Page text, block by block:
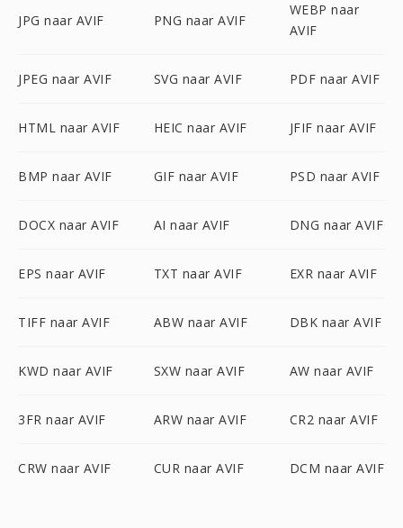
JPG naar AVIF PNG naar AVIF
WEBP naar
AVIF
JPEG naar AVIF SVG naar AVIF PDF naar AVIF
HTML naar AVIF HEIC naar AVIF JFIF naar AVIF
BMP naar AVIF GIF naar AVIF PSD naar AVIF
DOCX naar AVIF AI naar AVIF DNG naar AVIF
EPS naar AVIF TXT naar AVIF EXR naar AVIF
TIFF naar AVIF ABW naar AVIF DBK naar AVIF
KWD naar AVIF SXW naar AVIF AW naar AVIF
3FR naar AVIF ARW naar AVIF CR2 naar AVIF
CRW naar AVIF CUR naar AVIF DCM naar AVIF